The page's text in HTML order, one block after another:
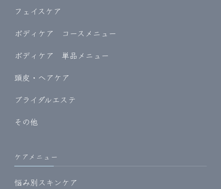
フェイスケア
ボディケア コースメニュー
ボディケア 単品メニュー
頭皮・ヘアケア
ブライダルエステ
その他
ケアメニュー
悩み別スキンケア